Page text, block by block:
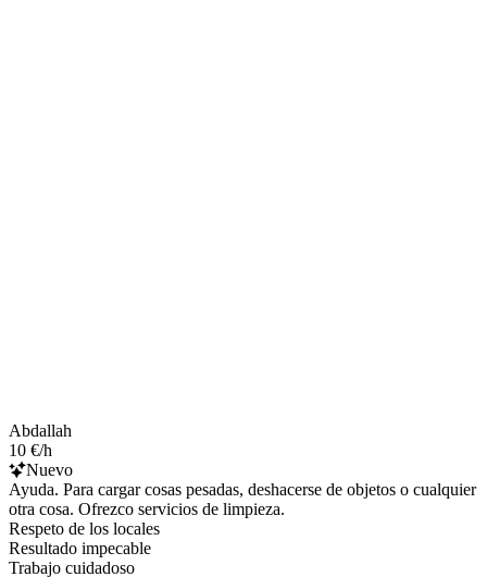
Abdallah
10 €/h
Nuevo
Ayuda. Para cargar cosas pesadas, deshacerse de objetos o cualquier
otra cosa. Ofrezco servicios de limpieza.
Respeto de los locales
Resultado impecable
Trabajo cuidadoso